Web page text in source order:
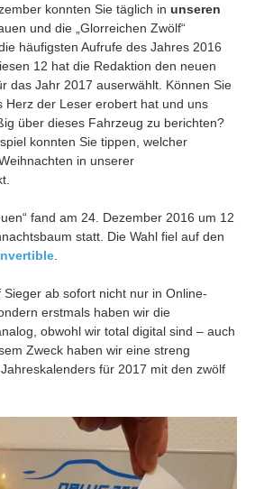
konnten Sie täglich in unseren
und die „Glorreichen Zwölf“
häufigsten Aufrufe des Jahres 2016
12 hat die Redaktion den neuen
das Jahr 2017 auserwählt. Können Sie
Herz der Leser erobert hat und uns
über dieses Fahrzeug zu berichten?
konnten Sie tippen, welcher
in unserer
fand am 24. Dezember 2016 um 12
statt. Die Wahl fiel auf den
ab sofort nicht nur in Online-
erstmals haben wir die
obwohl wir total digital sind – auch
Zweck haben wir eine streng
für 2017 mit den zwölf